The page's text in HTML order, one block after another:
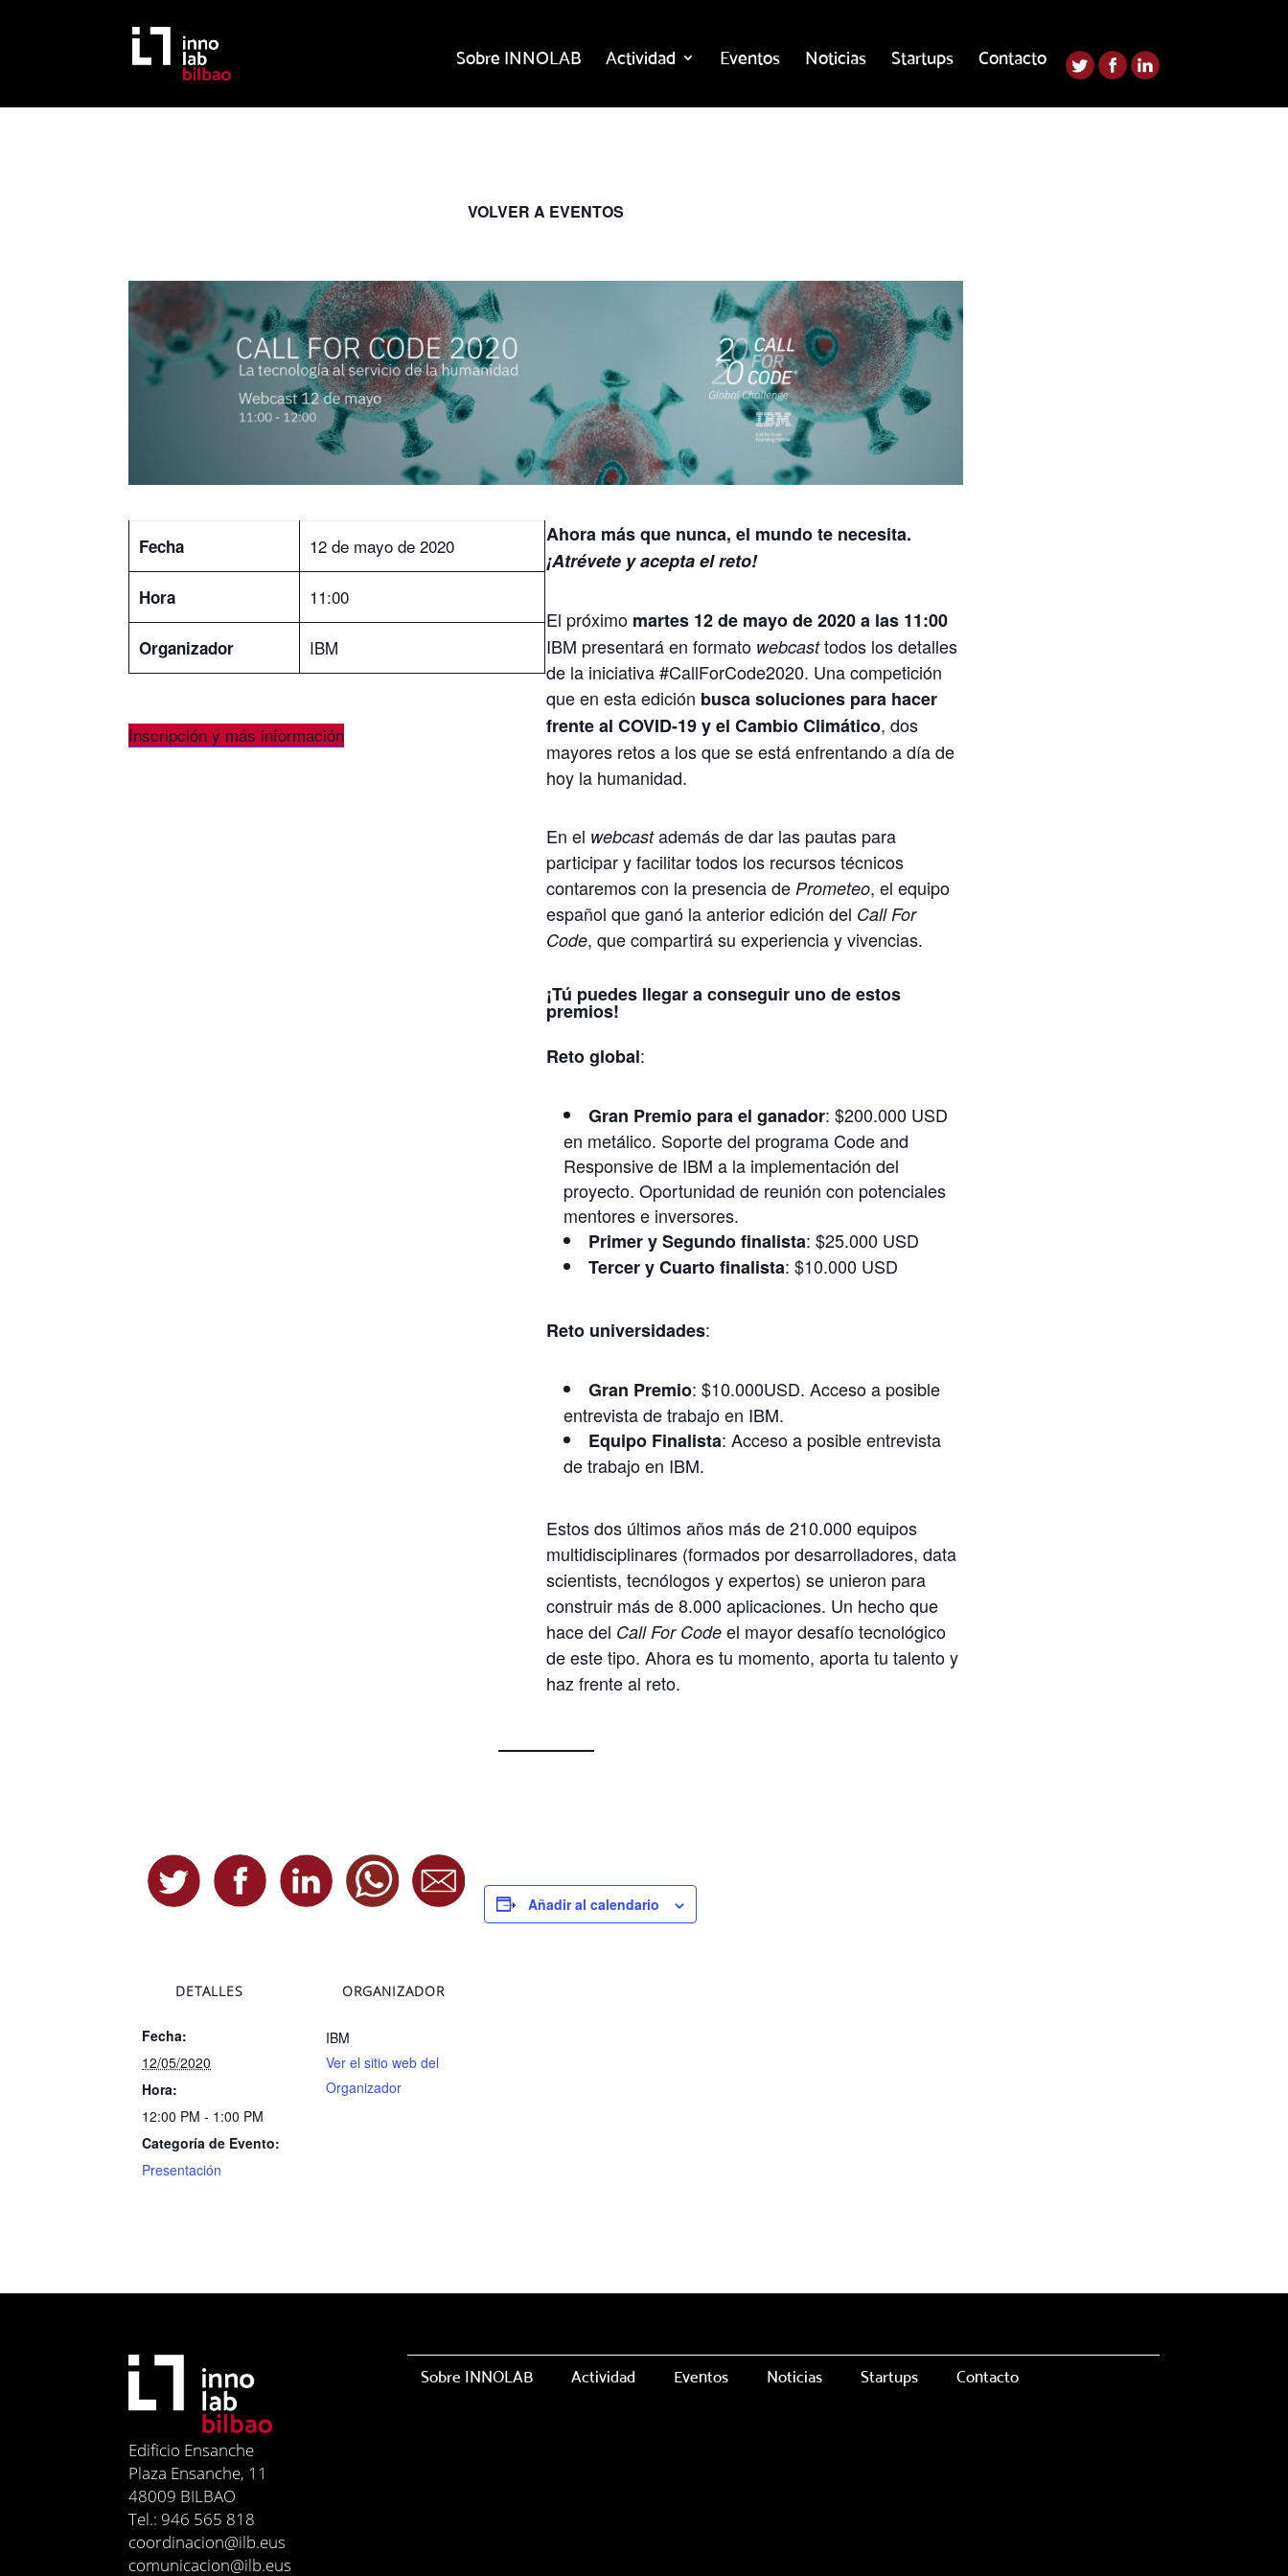
Sobre INNOLAB Actividad Eventos Noticias Startups Contacto
VOLVER A EVENTOS
Fecha 12 de mayo de 2020
Hora 11:00
Organizador IBM
Inscripción y más información
Ahora más que nunca, el mundo te necesita.
¡Atrévete y acepta el reto!
El próximo martes 12 de mayo de 2020 a las 11:00
IBM presentará en formato webcasttodos los detalles
de la iniciativa #CallForCode2020. Una competición
que en esta edición busca soluciones para hacer
frente al COVID-19 y el Cambio Climático, dos
mayores retos a los que se está enfrentando a día de
hoy la humanidad.
En el webcastademás de dar las pautas para
participar y facilitar todos los recursos técnicos
contaremos con la presencia de Prometeo, el equipo
español que ganó la anterior edición del Call For
Code, que compartirá su experiencia y vivencias.
¡Tú puedes llegar a conseguir uno de estos
premios!
Reto global:
Gran Premio para el ganador: $200.000 USD
en metálico. Soporte del programa Code and
Responsive de IBM a la implementación del
proyecto. Oportunidad de reunión con potenciales
mentores e inversores.
Primer y Segundo finalista: $25.000 USD
Tercer y Cuarto finalista: $10.000 USD
Reto universidades:
Gran Premio: $10.000USD. Acceso a posible
entrevista de trabajo en IBM.
Equipo Finalista: Acceso a posible entrevista
de trabajo en IBM.
Estos dos últimos años más de 210.000 equipos
multidisciplinares (formados por desarrolladores, data
scientists, tecnólogos y expertos) se unieron para
construir más de 8.000 aplicaciones. Un hecho que
hace del Call For Codeel mayor desafío tecnológico
de este tipo. Ahora es tu momento, aporta tu talento y
haz frente al reto.
Añadir al calendario
DETALLES
Fecha:
12/05/2020
Hora:
12:00 PM - 1:00 PM
Categoría de Evento:
Presentación
ORGANIZADOR
IBM
Ver el sitio web del
Organizador
Edificio Ensanche
Plaza Ensanche, 11
48009 BILBAO
Tel.: 946 565 818
coordinacion@ilb.eus
comunicacion@ilb.eus
Sobre INNOLAB Actividad Eventos Noticias Startups Contacto